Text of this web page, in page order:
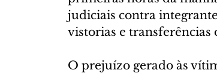
judiciais contra
vistorias e transferências
O prejuízo gerado às